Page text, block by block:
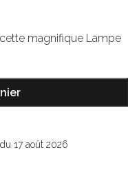
magnifique Lampe
17 août 2026